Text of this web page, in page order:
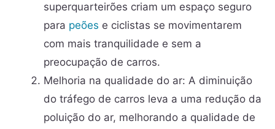
superquarteirões criam um espaço seguro
para peões e ciclistas se movimentarem
com mais tranquilidade e sem a
preocupação de carros.
Melhoria na qualidade do ar: A diminuição
do tráfego de carros leva a uma redução da
poluição do ar, melhorando a qualidade de